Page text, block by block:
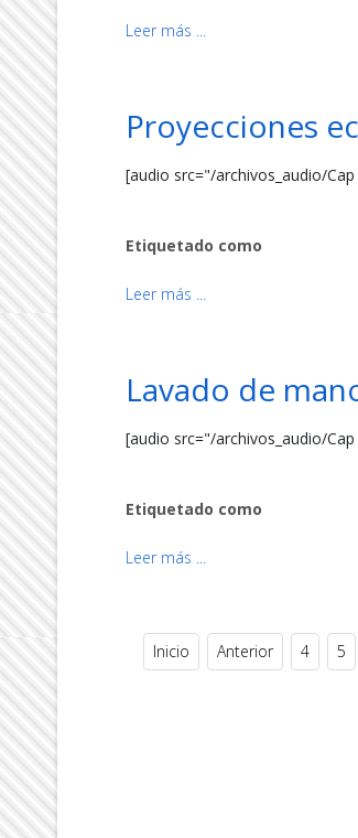
Leer más ...
Proyecciones
[audio src="/archivos_audio/
Etiquetado como
Leer más ...
Lavado de
[audio src="/archivos_audio/
Etiquetado como
Leer más ...
Inicio Anterior 4 5